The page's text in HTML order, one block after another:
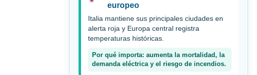
europeo
Italia mantiene sus principales ciudades en
alerta roja y Europa central registra
temperaturas históricas.
Por qué importa: aumenta la mortalidad, la
demanda eléctrica y el riesgo de incendios.